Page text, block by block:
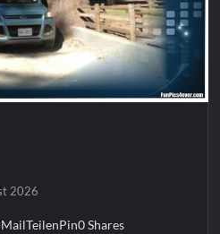
2026
Shares